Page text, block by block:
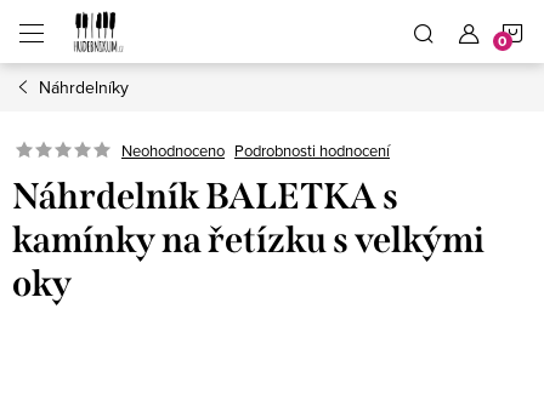
obsah
Náhrdelníky
Neohodnoceno Podrobnosti hodnocení
Náhrdelník BALETKA s
kamínky na řetízku s velkými
oky